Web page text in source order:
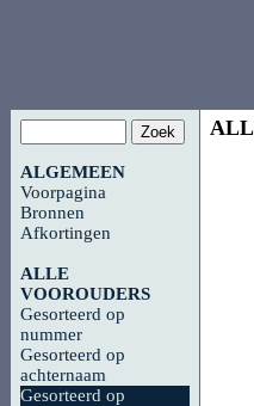
ALGEMEEN
Voorpagina
Bronnen
Afkortingen
ALLE
VOOROUDERS
Gesorteerd op
nummer
Gesorteerd op
achternaam
Gesorteerd op